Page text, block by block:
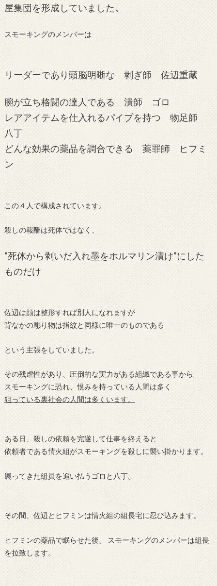
屋集団を形成していました。
スモーキングのメンバーは
リーダーであり頭脳明晰な 剥ぎ師 佐辺重蔵
腕が立ち格闘の達人である 潰師 ゴロ
レアアイテムを仕入れるパイプを持つ 物足師
八丁
どんな効果の薬品を調合できる 薬罪師 ヒフミ
ン
この４人で構成されています。
殺しの報酬は死体ではなく、
”死体から剥いだ入れ墨をホルマリン漬け”にした
ものだけ
佐辺は顔は整形すれば別人になれますが
背なかの彫り物は指紋と同様に唯一のものである
という主張をしていました。
その残虐性があり、圧倒的な実力がある組織である事から
スモーキングに恐れ、恨みを持っている人間は多く
狙っている裏社会の人間は多くいます。
ある日、殺しの依頼を完遂して仕事を終えると
依頼者である情火組がスモーキングを殺しに襲い掛かります。
襲ってきた組員を追い払うゴロと八丁。
その間、佐辺とヒフミンは情火組の組長宅に忍び込みます。
ヒフミンの薬品で眠らせた後、 スモーキングのメンバーは組長
を拉致します。